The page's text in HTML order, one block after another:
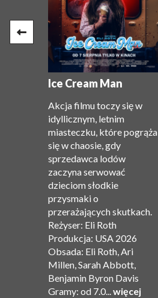
Ice Cream Man
Akcja filmu toczy się w
idyllicznym, letnim
miasteczku, które pogrąża
się w chaosie, gdy
sprzedawca lodów
zaczyna serwować
dzieciom słodkie
przysmaki o
przerażających skutkach.
Reżyser: Eli Roth
Produkcja: USA 2026
Obsada: Eli Roth, Ari
Millen, Sarah Abbott,
Benjamin Byron Davis
Gramy: od 7.0...więcej